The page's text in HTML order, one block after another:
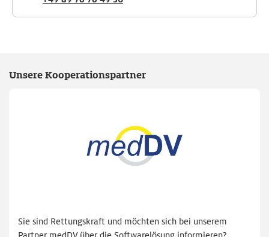
Unsere Kooperationspartner
Sie sind Rettungskraft und möchten sich bei unserem